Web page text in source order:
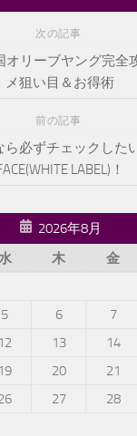
次の記事
オリーブヤング完全
メ狙い目＆お得術
前の記事
必ずチェックした
LABEL)！
2026年8月
水 木 金
5 6 7
12 13 14
19 20 21
27 28